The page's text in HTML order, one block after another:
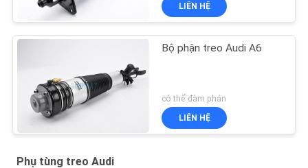
LIÊN HỆ
Bộ phận treo Audi A6
có thể đàm phán
LIÊN HỆ
Phụ tùng treo Audi